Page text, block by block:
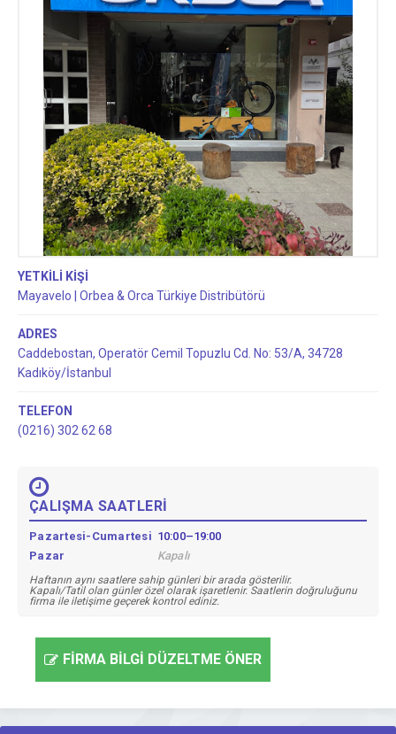
YETKİLİ KİŞİ
Mayavelo | Orbea & Orca Türkiye Distribütörü
ADRES
Caddebostan, Operatör Cemil Topuzlu Cd. No: 53/A, 34728
Kadıköy/İstanbul
TELEFON
(0216) 302 62 68
ÇALIŞMA SAATLERİ
Pazartesi-Cumartesi 10:00–19:00
Pazar
Kapalı
Haftanın aynı saatlere sahip günleri bir arada gösterilir.
Kapalı/Tatil olan günler özel olarak işaretlenir. Saatlerin doğruluğunu
firma ile iletişime geçerek kontrol ediniz.
FİRMA BİLGİ DÜZELTME ÖNER